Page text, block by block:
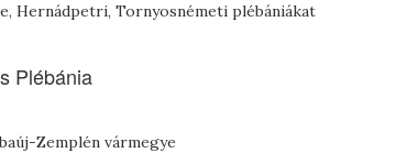
Hernádpetri, Tornyosnémeti plébániákat
Plébánia
Zemplén vármegye